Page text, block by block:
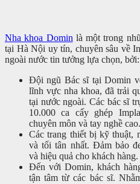
Nha khoa Domin là một trong
tại Hà Nội uy tín, chuyên sâu về
ngoài nước tin tưởng lựa chọn, bởi:
Đội ngũ Bác sĩ tại Domin
lĩnh vực nha khoa, đã trải
tại nước ngoài. Các bác sĩ
10.000 ca cấy ghép
chuyên môn và tay nghề cao.
Các trang thiết bị kỹ thuật,
và tối tân nhất. Đảm bảo
và hiệu quả cho khách hàng.
Đến với Domin, khách
tận tâm từ các bác sĩ.